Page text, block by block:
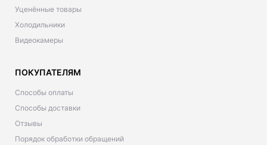
Уценённые товары
Холодильники
Видеокамеры
ПОКУПАТЕЛЯМ
Способы оплаты
Способы доставки
Отзывы
Порядок обработки обращений